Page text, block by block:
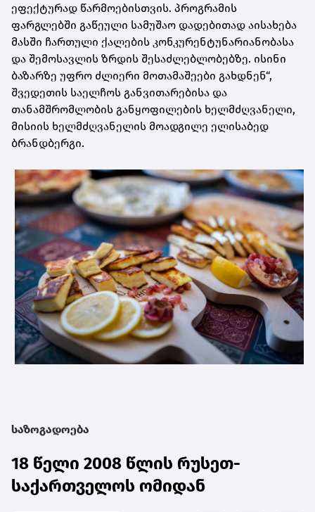
ეფექტურად წარმოებისთვის. პროგრამის
ფარგლებში გაწეული სამუშაო დადებითად აისახება
მასში ჩართული ქალების კონკურენტუნარიანობასა
და შემოსავლის ზრდის შესაძლებლობებზე. ისინი
ბაზარზე უფრო ძლიერი მოთამაშეები გახდნენ“,
შვედეთის საელჩოს განვითარებისა და
თანამშრომლობის განყოფილების ხელმძღვანელი,
მისიის ხელმძღვანელის მოადგილე ელისაბედ
ბრანდბერგი.
საზოგადოება
18 წელი 2008 წლის რუსეთ-
საქართველოს ომიდან